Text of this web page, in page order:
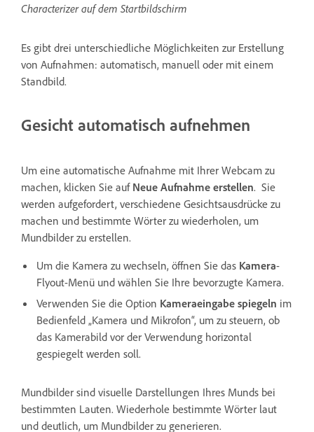
Characterizer auf dem Startbildschirm
Es gibt drei unterschiedliche Möglichkeiten zur Erstellung
von Aufnahmen: automatisch, manuell oder mit einem
Standbild.
Gesicht automatisch aufnehmen
Um eine automatische Aufnahme mit Ihrer Webcam zu
machen, klicken Sie auf Neue Aufnahme erstellen. Sie
werden aufgefordert, verschiedene Gesichtsausdrücke zu
machen und bestimmte Wörter zu wiederholen, um
Mundbilder zu erstellen.
Um die Kamera zu wechseln, öffnen Sie das Kamera-
Flyout-Menü und wählen Sie Ihre bevorzugte Kamera.
Verwenden Sie die Option Kameraeingabe spiegeln im
Bedienfeld „Kamera und Mikrofon“, um zu steuern, ob
das Kamerabild vor der Verwendung horizontal
gespiegelt werden soll.
Mundbilder sind visuelle Darstellungen Ihres Munds bei
bestimmten Lauten. Wiederhole bestimmte Wörter laut
und deutlich, um Mundbilder zu generieren.